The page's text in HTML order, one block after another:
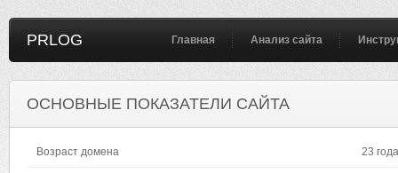
PRLOG Главная Анализ сайта
ОСНОВНЫЕ ПОКАЗАТЕЛИ САЙТА
Возраст домена 23 года